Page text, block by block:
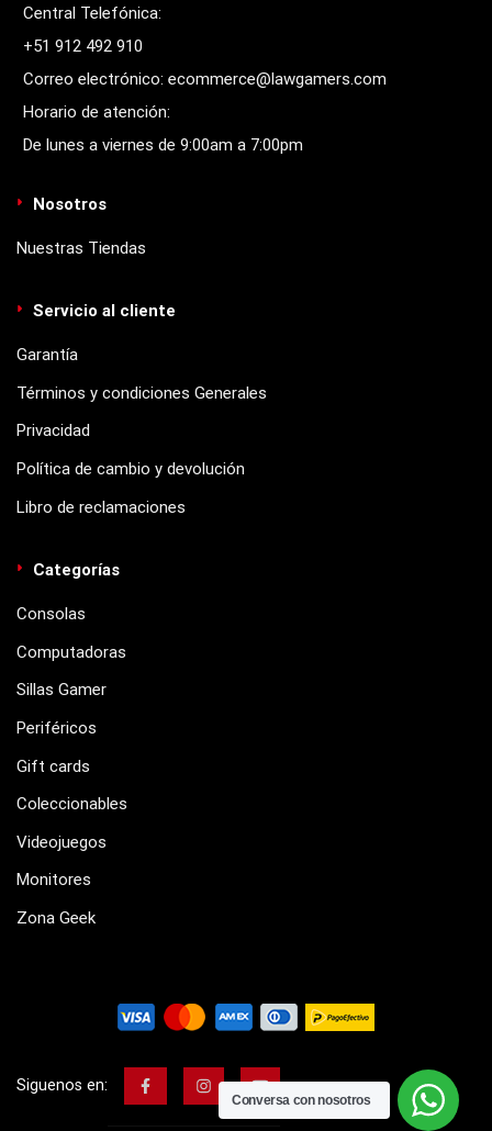
Central Telefónica:
+51 912 492 910
Correo electrónico: ecommerce@lawgamers.com
Horario de atención:
De lunes a viernes de 9:00am a 7:00pm
Nosotros
Nuestras Tiendas
Servicio al cliente
Garantía
Términos y condiciones Generales
Privacidad
Política de cambio y devolución
Libro de reclamaciones
Categorías
Consolas
Computadoras
Sillas Gamer
Periféricos
Gift cards
Coleccionables
Videojuegos
Monitores
Zona Geek
Siguenos en:
Conversa con nosotros